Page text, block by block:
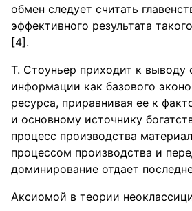
обмен следует считать
эффективного результата
[4].
Т. Стоуньер приходит к выводу
информации как базового
ресурса, приравнивая ее к
и основному источнику
процесс производства
процессом производства и
доминирование отдает
Аксиомой в теории